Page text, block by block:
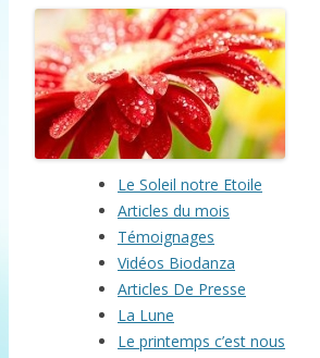
Le Soleil notre Etoile
Articles du mois
Témoignages
Vidéos Biodanza
Articles De Presse
La Lune
Le printemps c’est nous